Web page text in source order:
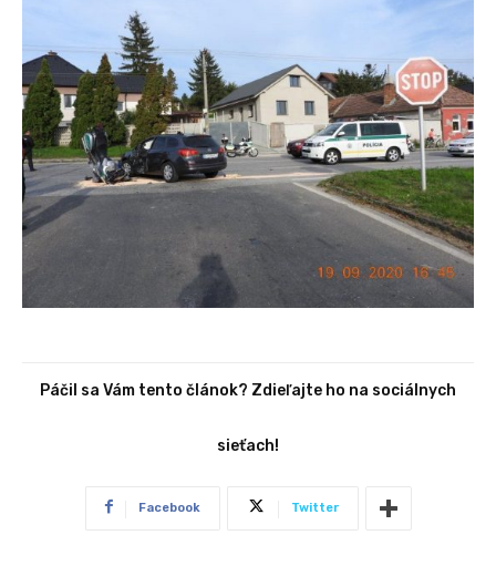
Páčil sa Vám tento článok? Zdieľajte ho na sociálnych
sieťach!
Facebook Twitter